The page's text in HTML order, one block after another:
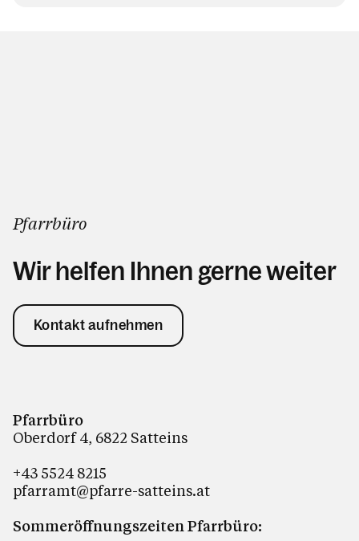
Pfarrbüro
Wir helfen Ihnen gerne weiter
Kontakt aufnehmen
Pfarrbüro
Oberdorf 4, 6822 Satteins
+43 5524 8215
pfarramt@pfarre-satteins.at
Sommeröffnungszeiten Pfarrbüro: